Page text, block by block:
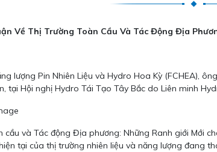
Về Thị Trường Toàn Cầu Và Tác Động Địa
lượng Pin Nhiên Liệu và Hydro Hoa Kỳ (FCHEA),
tại Hội nghị Hydro Tái Tạo Tây Bắc do Liên minh
và Tác động Địa phương: Những Ranh giới Mới
tại của thị trường nhiên liệu và năng lượng đang